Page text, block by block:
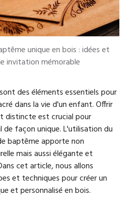
unique en bois : idées et
invitation mémorable
sont des éléments essentiels pour
dans la vie d'un enfant. Offrir
distincte est crucial pour
façon unique. L'utilisation du
baptême apporte non
mais aussi élégante et
cet article, nous allons
et techniques pour créer un
et personnalisé en bois.